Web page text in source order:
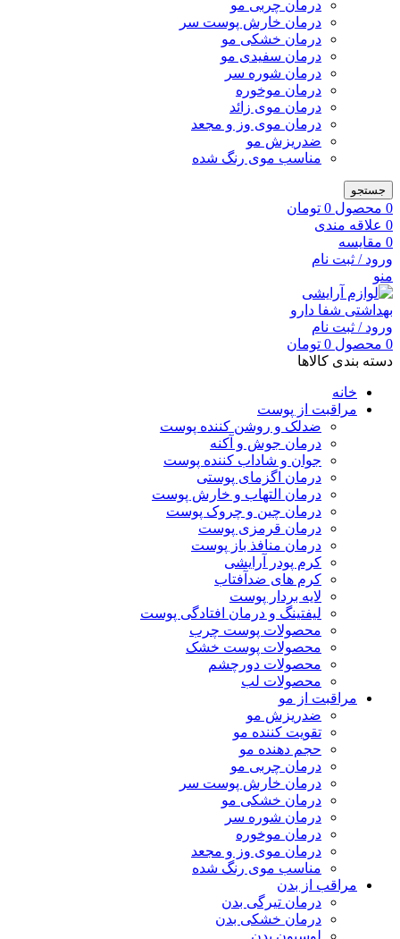
درمان چربی مو
درمان خارش پوست سر
درمان خشکی مو
درمان سفیدی مو
درمان شوره سر
درمان موخوره
درمان موی زائد
درمان موی وز و مجعد
ضدریزش مو
مناسب موی رنگ شده
جستجو
0 محصول 0 تومان
0 علاقه مندی
0 مقایسه
ورود / ثبت نام
منو
ورود / ثبت نام
0 محصول 0 تومان
دسته بندی کالاها
خانه
مراقبت از پوست
ضدلک و روشن کننده پوست
درمان جوش و آکنه
جوان و شاداب کننده پوست
درمان اگزمای پوستی
درمان التهاب و خارش پوست
درمان چین و چروک پوست
درمان قرمزی پوست
درمان منافذ باز پوست
کرم پودر آرایشی
کرم های ضدآفتاب
لایه بردار پوست
لیفتینگ و درمان افتادگی پوست
محصولات پوست چرب
محصولات پوست خشک
محصولات دورچشم
محصولات لب
مراقبت از مو
ضدریزش مو
تقویت کننده مو
حجم دهنده مو
درمان چربی مو
درمان خارش پوست سر
درمان خشکی مو
درمان شوره سر
درمان موخوره
درمان موی وز و مجعد
مناسب موی رنگ شده
مراقب از بدن
درمان تیرگی بدن
درمان خشکی بدن
لوسیون بدن